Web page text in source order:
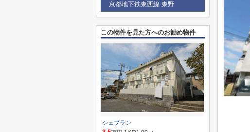
京都地下鉄東西線 東野
この物件を見た方へのお勧め物件
シェブラン